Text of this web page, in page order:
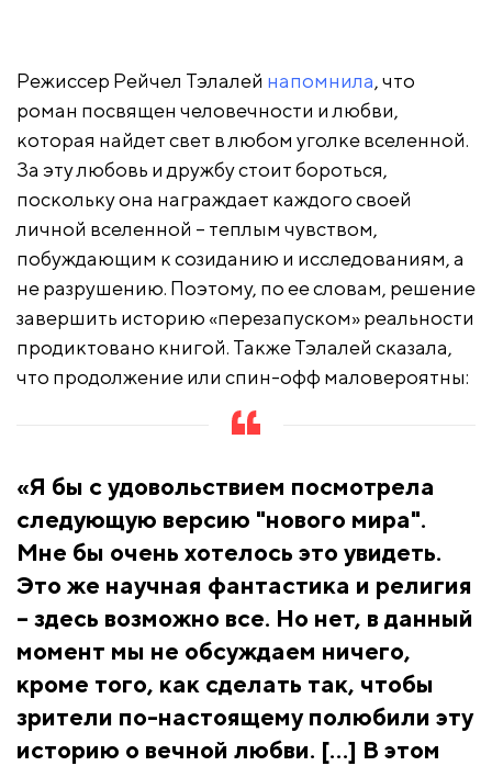
Режиссер Рейчел Тэлалей напомнила, что
роман посвящен человечности и любви,
которая найдет свет в любом уголке вселенной.
За эту любовь и дружбу стоит бороться,
поскольку она награждает каждого своей
личной вселенной – теплым чувством,
побуждающим к созиданию и исследованиям, а
не разрушению. Поэтому, по ее словам, решение
завершить историю «перезапуском» реальности
продиктовано книгой. Также Тэлалей сказала,
что продолжение или спин-офф маловероятны:
«Я бы с удовольствием посмотрела
следующую версию "нового мира".
Мне бы очень хотелось это увидеть.
Это же научная фантастика и религия
– здесь возможно все. Но нет, в данный
момент мы не обсуждаем ничего,
кроме того, как сделать так, чтобы
зрители по-настоящему полюбили эту
историю о вечной любви. […] В этом